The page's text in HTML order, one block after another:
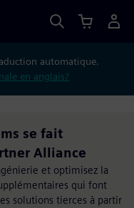
automatique.
en anglais?
se fait
Alliance
et optimisez la
qui font
solutions tierces à partir